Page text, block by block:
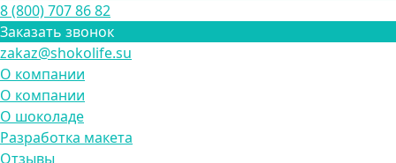
8 (800) 707 86 82
Заказать звонок
zakaz@shokolife.su
О компании
О компании
О шоколаде
Разработка макета
Отзывы